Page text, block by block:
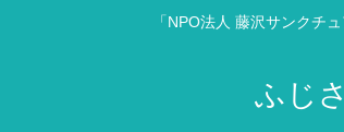
「NPO法人 藤沢サンクチ
ふじ